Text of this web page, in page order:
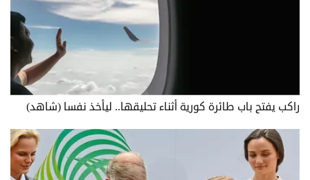
راكب يفتح باب طائرة كورية أثناء تحليقها.. ليأخذ نفسا (شاهد)